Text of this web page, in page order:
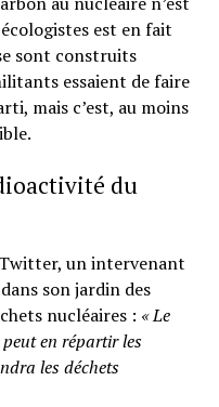
est en fait
sont construits
essaient de faire
mais c’est, au moins
du
un intervenant
son jardin des
nucléaires : « Le
en répartir les
les déchets